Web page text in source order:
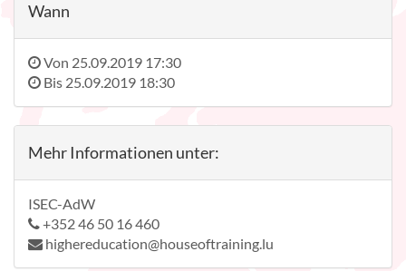
Wann
Von 25.09.2019 17:30
Bis 25.09.2019 18:30
Mehr Informationen unter:
ISEC-AdW
+352 46 50 16 460
highereducation@houseoftraining.lu